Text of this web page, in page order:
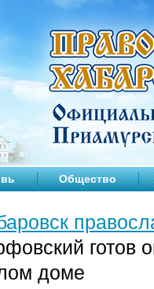
Общество
готов
доме